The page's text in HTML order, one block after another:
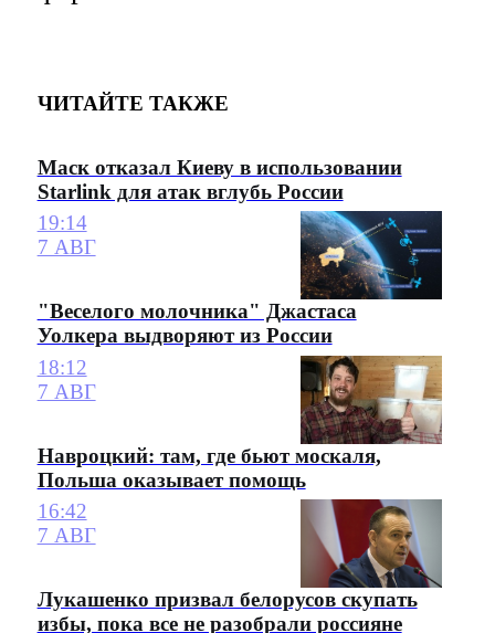
ЧИТАЙТЕ ТАКЖЕ
Маск отказал Киеву в использовании
Starlink для атак вглубь России
19:14
7 АВГ
"Веселого молочника" Джастаса
Уолкера выдворяют из России
18:12
7 АВГ
Навроцкий: там, где бьют москаля,
Польша оказывает помощь
16:42
7 АВГ
Лукашенко призвал белорусов скупать
избы, пока все не разобрали россияне